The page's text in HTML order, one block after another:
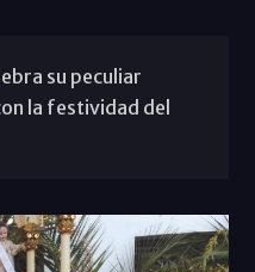
su peculiar
la festividad del